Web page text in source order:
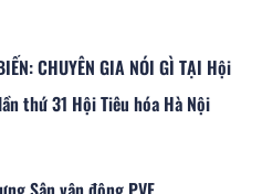
CHUYÊN GIA NÓI GÌ TẠI Hội
thứ 31 Hội Tiêu hóa Hà Nội